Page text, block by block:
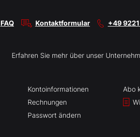
FAQ Kontaktformular +49
Erfahren Sie mehr über unser
Kontoinformationen
Rechnungen
Passwort ändern
Abo